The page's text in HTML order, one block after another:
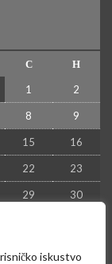
iskustvo
С
Н
1
2
8 9
15 16
22 23
29 30